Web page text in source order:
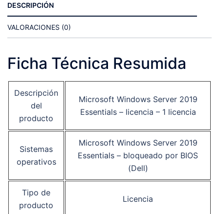
DESCRIPCIÓN
VALORACIONES (0)
Ficha Técnica Resumida
Descripción
del
producto
Microsoft Windows Server 2019
Essentials – licencia – 1 licencia
Sistemas
operativos
Microsoft Windows Server 2019
Essentials – bloqueado por BIOS
(Dell)
Tipo de
producto
Licencia